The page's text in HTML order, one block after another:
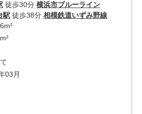
徒歩30分 横浜市ブルーライン
駅 徒歩38分 相模鉄道いずみ野線
03月